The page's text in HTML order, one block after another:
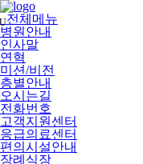
메
뉴
건
너
뛰
기
전체메뉴
병원안내
인사말
연혁
미션/비전
층별안내
오시는길
전화번호
고객지원센터
응급의료센터
편의시설안내
장례식장